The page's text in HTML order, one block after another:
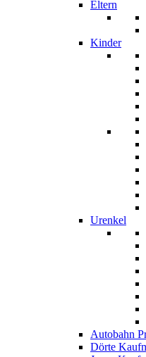
Eltern
Kinder
Urenkel
Autobahn
Dörte